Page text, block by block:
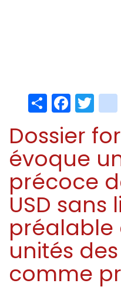
Share
Dossier
évoque
précoce
USD sans
préalable
unités
comme